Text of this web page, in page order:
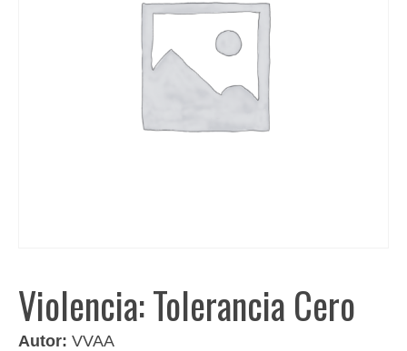
Violencia: Tolerancia Cero
Autor: VVAA